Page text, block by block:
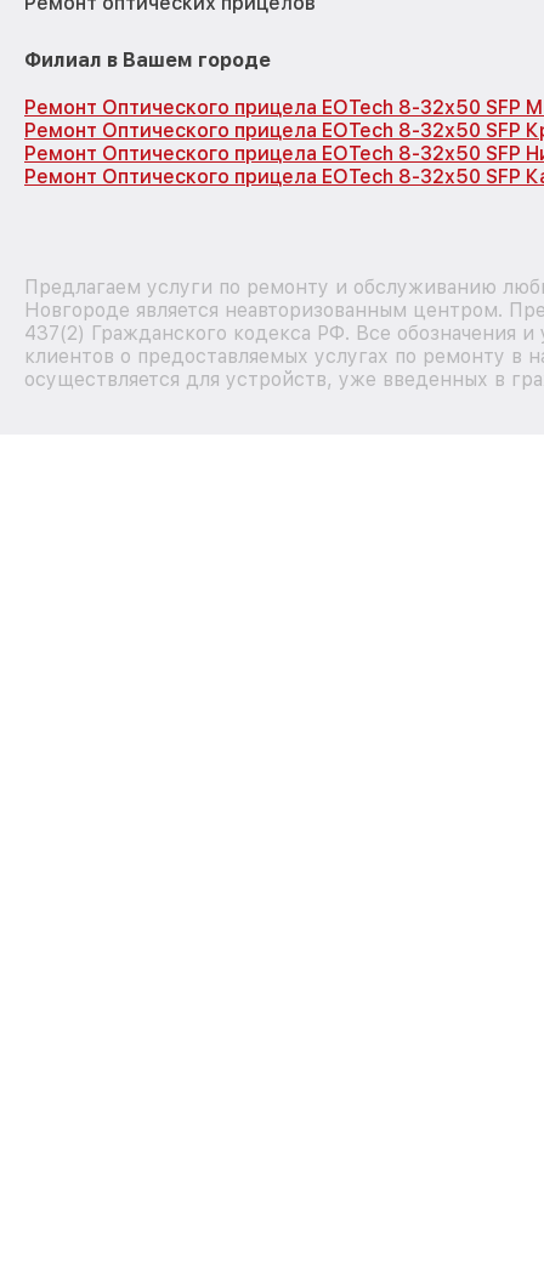
Филиал в Вашем городе
Ремонт Оптического прицела EOTech 8-32x50 SFP
Ремонт Оптического прицела EOTech 8-32x50 SFP
Ремонт Оптического прицела EOTech 8-32x50 SFP
Ремонт Оптического прицела EOTech 8-32x50 SFP
Предлагаем услуги по ремонту и обслуживанию
Новгороде является неавторизованным центром.
437(2) Гражданского кодекса РФ. Все обозначения
клиентов о предоставляемых услугах по ремонту в
осуществляется для устройств, уже введенных в